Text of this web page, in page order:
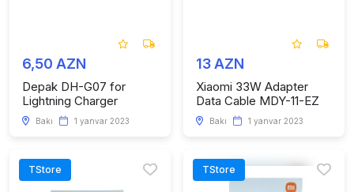
6,50 AZN
Depak DH-G07 for
Lightning Charger
Bakı 1 yanvar 2023
13 AZN
Xiaomi 33W Adapter
Data Cable MDY-11-EZ
Bakı 1 yanvar 2023
TStore TStore